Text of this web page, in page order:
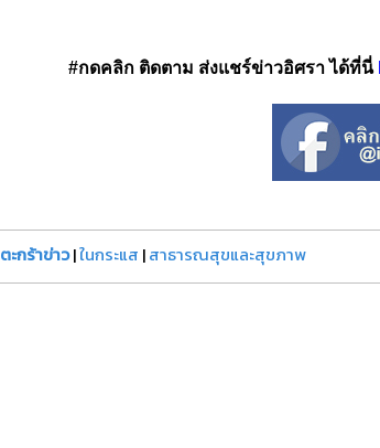
#กดคลิก ติดตาม ส่งแชร์ข่าวอิศรา ได้ที่นี่
ตะกร้าข่าว|ในกระแส |สาธารณสุขและสุขภาพ